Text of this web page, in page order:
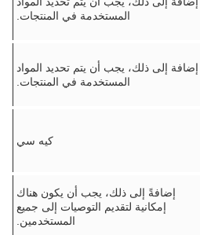
المستخدمة في المنتجات.
إضافة إلى ذلك، يجب أن يتم تحديد المواد
المستخدمة في المنتجات.
كيه سي
إضافةً إلى ذلك، يجب أن يكون هناك
إمكانية لتقديم التوصيات إلى جميع
المستخدمين.